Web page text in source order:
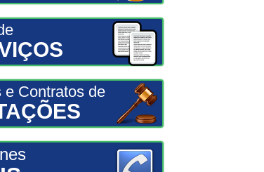
e Contratos de